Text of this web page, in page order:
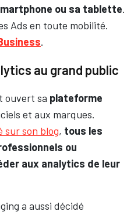
ou sa tablette.
Ads en toute mobilité.
.
au grand public
ouvert sa plateforme
et aux marques.
sur son blog, tous les
ou
aux analytics de leur
a aussi décidé